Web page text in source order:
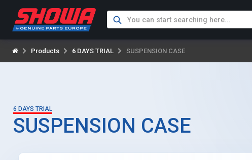
Products 6 DAYS TRIAL SUSPENSION CASE
6 DAYS TRIAL
SUSPENSION CASE